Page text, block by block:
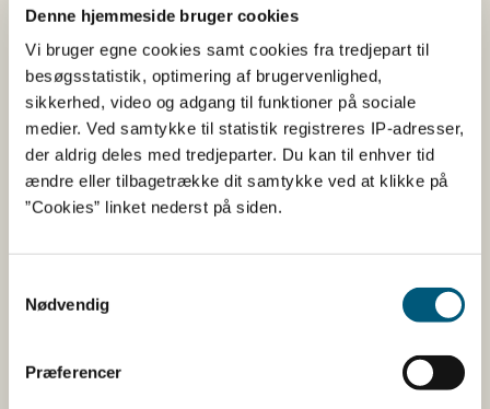
Denne hjemmeside bruger cookies
Vi bruger egne cookies samt cookies fra tredjepart til
besøgsstatistik, optimering af brugervenlighed,
sikkerhed, video og adgang til funktioner på sociale
medier. Ved samtykke til statistik registreres IP-adresser,
der aldrig deles med tredjeparter. Du kan til enhver tid
ændre eller tilbagetrække dit samtykke ved at klikke på
”Cookies” linket nederst på siden.
Nødvendig
Præferencer
oplysninger om det kosttilskud,
du har søgt på
Informationerne er angivet af den virksomhed, der har
anmeldt produktet.
Her kan du bl.a. se, hvilke indholdsstoffer produktet
Andre stoffer end vitaminer og